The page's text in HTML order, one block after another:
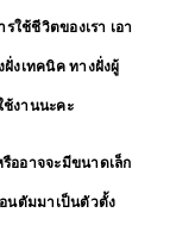
ใช้ชีวิตของเรา เอา
งเทคนิค ทางฝั่งผู้
งานนะคะ
ออาจจะมีขนาดเล็ก
นตัมมาเป็นตัวตั้ง